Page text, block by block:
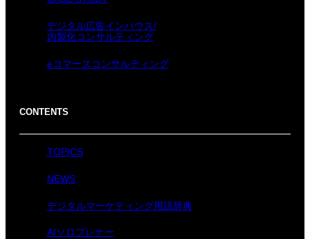
デジタル広告インハウス/
内製化コンサルティング
eコマースコンサルティング
CONTENTS
TOPICS
NEWS
デジタルマーケティング用語辞典
AIソロプレナー